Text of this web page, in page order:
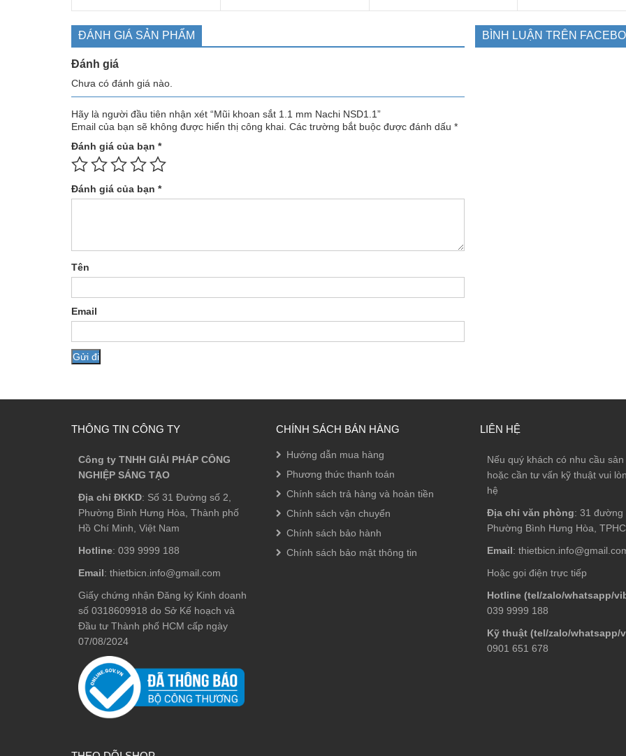
ĐÁNH GIÁ SẢN PHẨM
Đánh giá
Chưa có đánh giá nào.
Hãy là người đầu tiên nhận xét “Mũi khoan sắt 1.1 mm Nachi NSD1.1”
Email của bạn sẽ không được hiển thị công khai. Các trường bắt buộc được đánh dấu *
Đánh giá của bạn *
Đánh giá của bạn *
Tên
Email
BÌNH LUẬN TRÊN
THÔNG TIN CÔNG TY
Công ty TNHH GIẢI PHÁP CÔNG
NGHIỆP SÁNG TẠO
Địa chỉ ĐKKD: Số 31 Đường số 2,
Phường Bình Hưng Hòa, Thành phố
Hồ Chí Minh, Việt Nam
Hotline: 039 9999 188
Email: thietbicn.info@gmail.com
Giấy chứng nhận Đăng ký Kinh doanh
số 0318609918 do Sở Kế hoạch và
Đầu tư Thành phố HCM cấp ngày
07/08/2024
CHÍNH SÁCH BÁN HÀNG
Hướng dẫn mua hàng
Phương thức thanh toán
Chính sách trả hàng và hoàn tiền
Chính sách vận chuyển
Chính sách bảo hành
Chính sách bảo mật thông tin
LIÊN HỆ
Nếu quý khách có nhu cầu sản
hoặc cần tư vấn kỹ thuật vui
hệ
Địa chỉ văn phòng: 31 đường
Phường Bình Hưng Hòa,
Email:
Hoặc gọi điện trực tiếp
Hotline (tel/zalo/whatsapp/
039 9999 188
Kỹ thuật (tel/zalo/whatsapp/
0901 651 678